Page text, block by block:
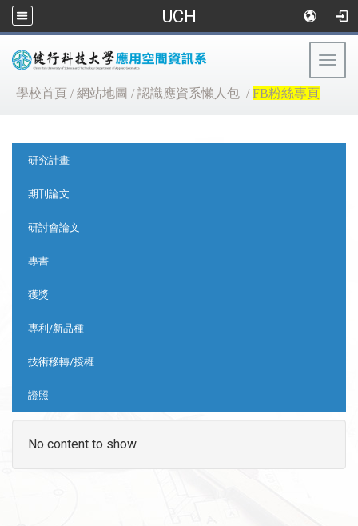
UCH
學校首頁 /網站地圖 /認識應資系懶人包 /FB粉絲專頁
研究計畫
期刊論文
研討會論文
專書
獲獎
專利/新品種
技術移轉/授權
證照
No content to show.